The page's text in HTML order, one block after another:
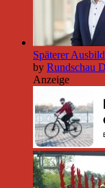
Späterer
by Rundschau
Anzeige